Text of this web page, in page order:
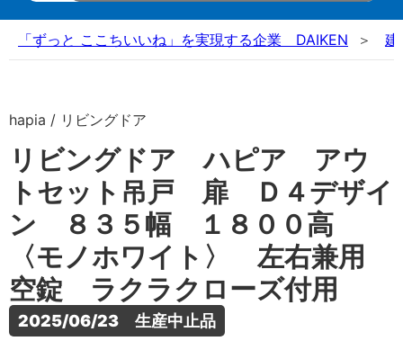
「ずっと ここちいいね」を実現する企業 DAIKEN 建
hapia / リビングドア
リビングドア ハピア アウ
トセット吊戸 扉 Ｄ４デザイ
ン ８３５幅 １８００高
〈モノホワイト〉 左右兼用
空錠 ラクラクローズ付用
2025/06/23　生産中止品